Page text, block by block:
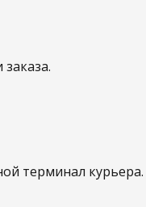
терминал